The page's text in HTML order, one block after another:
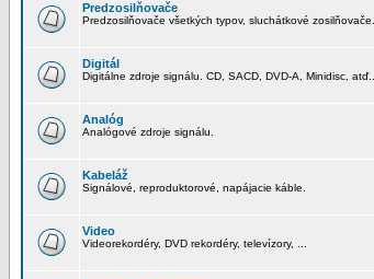
Predzosilňovače
Predzosilňovače všetkých typov, sluchátkové zosilňovače.
Digitál
Digitálne zdroje signálu. CD, SACD, DVD-A, Minidisc, atď...
Analóg
Analógové zdroje signálu.
Kabeláž
Signálové, reproduktorové, napájacie káble.
Video
Videorekordéry, DVD rekordéry, televízory, ...